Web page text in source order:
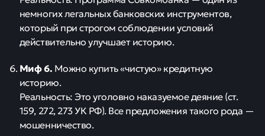
немногих легальных банковских инструментов,
который при строгом соблюдении условий
действительно улучшает историю.
Миф 6. Можно купить «чистую» кредитную
историю.
Реальность: Это уголовно наказуемое деяние (ст.
159, 272, 273 УК РФ). Все предложения такого рода —
мошенничество.